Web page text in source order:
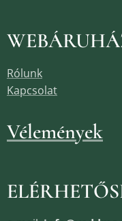
Rólunk
Kapcsolat
Vélemények